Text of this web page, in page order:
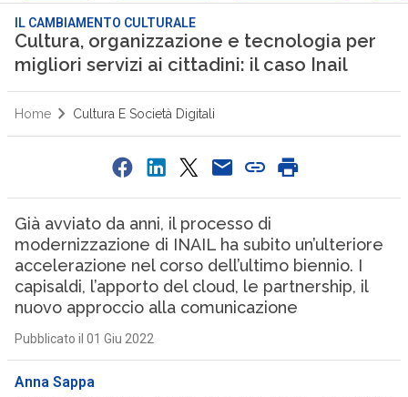
IL CAMBIAMENTO CULTURALE
Cultura, organizzazione e tecnologia per
migliori servizi ai cittadini: il caso Inail
Home Cultura E Società Digitali
Già avviato da anni, il processo di
modernizzazione di INAIL ha subito un’ulteriore
accelerazione nel corso dell’ultimo biennio. I
capisaldi, l’apporto del cloud, le partnership, il
nuovo approccio alla comunicazione
Pubblicato il 01 Giu 2022
Anna Sappa